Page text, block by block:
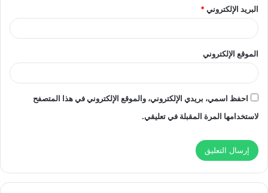
البريد الإلكتروني*
الموقع الإلكتروني
احفظ اسمي، بريدي الإلكتروني، والموقع الإلكتروني في هذا المتصفح
لاستخدامها المرة المقبلة في تعليقي.